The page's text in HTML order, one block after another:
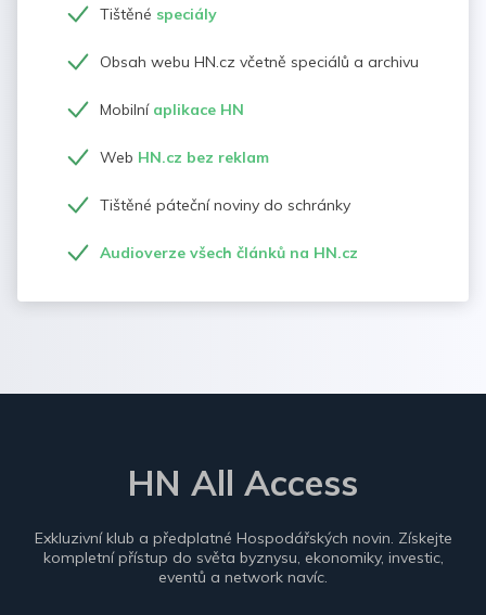
Tištěné speciály
Obsah webu HN.cz včetně speciálů a archivu
Mobilní aplikace HN
Web HN.cz bez reklam
Tištěné páteční noviny do schránky
Audioverze všech článků na HN.cz
HN All Access
Exkluzivní klub a předplatné Hospodářských novin. Získejte
kompletní přístup do světa byznysu, ekonomiky, investic,
eventů a network navíc.